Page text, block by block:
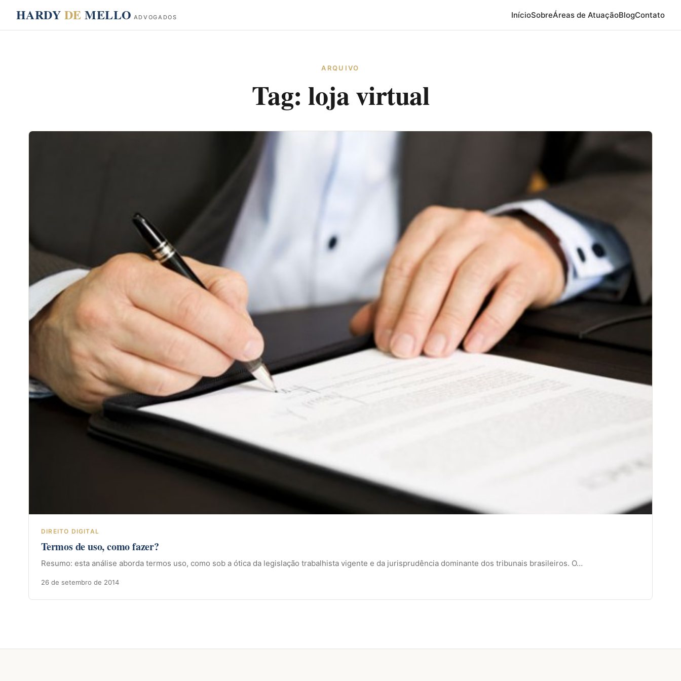
HARDY DE MELLO ADVOGADOS InícioSobreÁreas de AtuaçãoBlogContato
ARQUIVO
Tag:loja virtual
DIREITO DIGITAL
Termos de uso, como fazer?
Resumo: esta análise aborda termos uso, como sob a ótica da legislação trabalhista vigente e da jurisprudência dominante dos tribunais brasileiros. O…
26 de setembro de 2014